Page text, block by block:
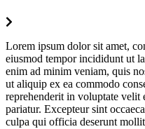
Lorem ipsum dolor sit amet,
eiusmod tempor incididunt ut
enim ad minim veniam, quis
ut aliquip ex ea commodo
reprehenderit in voluptate velit
pariatur. Excepteur sint
culpa qui officia deserunt